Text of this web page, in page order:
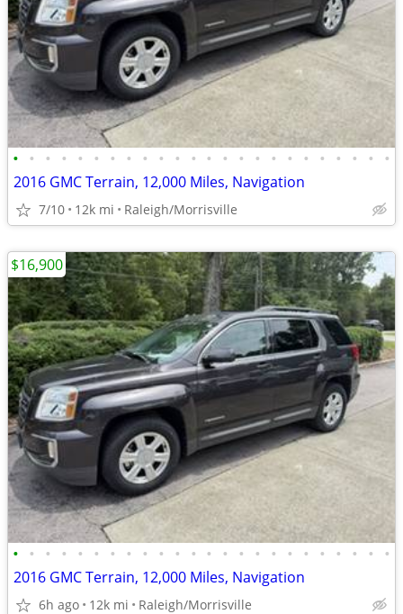
• • • • • • • • • • • • • • • • • • • • • • • •
2016 GMC Terrain, 12,000 Miles, Navigation
7/10 12k mi Raleigh/Morrisville
• • • • • • • • • • • • • • • • • • • • • • • •
2016 GMC Terrain, 12,000 Miles, Navigation
6h ago 12k mi Raleigh/Morrisville
$16,900